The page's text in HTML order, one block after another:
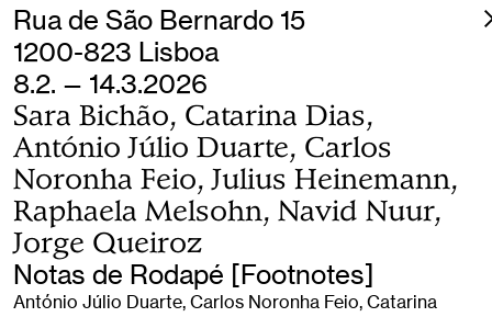
Rua de São Bernardo 15
1200-823 Lisboa
8.2. — 14.3.2026
Sara Bichão, Catarina Dias,
António Júlio Duarte, Carlos
Noronha Feio, Julius Heinemann,
Raphaela Melsohn, Navid Nuur,
Jorge Queiroz
Notas de Rodapé [Footnotes]
António Júlio Duarte, Carlos Noronha Feio, Catarina